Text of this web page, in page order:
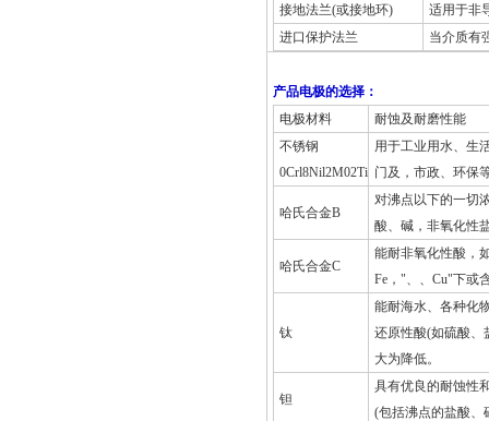
接地法兰(或接地环)
适用于非
进口保护法兰
当介质有
产品电极的选择：
电极材料
耐蚀及耐磨性能
不锈钢
0Crl8Nil2M02Ti
用于工业用水、生
门及，市政、环保
哈氏合金B
对沸点以下的一切
酸、碱，非氧化性
哈氏合金C
能耐非氧化性酸，
Fe，"、、Cu"下或
钛
能耐海水、各种化
还原性酸(如硫酸、
大为降低。
钽
具有优良的耐蚀性
(包括沸点的盐酸